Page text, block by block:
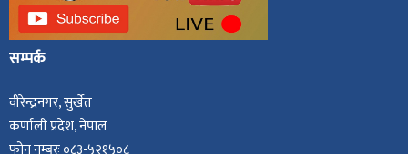
सम्पर्क
वीरेन्द्रनगर, सुर्खेत
कर्णाली प्रदेश, नेपाल